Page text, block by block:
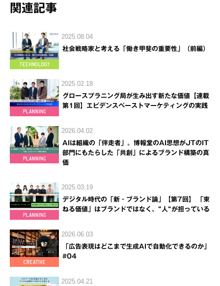
関連記事
2025.08.04
社会戦略家と考える「働き甲斐の重要性」（前編）
2025.02.18
グロースプラニング局が生み出す新たな価値【連載
第1回】エビデンスベーストマーケティングの実践
2026.04.02
AIは組織の「伴走者」。博報堂のAI思想がJTのIT
部門にもたらした「共創」によるブランド構築の真
価
2025.03.19
デジタル時代の「新・ブランド論」【第7回】 「束
ねる価値」はブランドではなく、“人“が担っている
2026.06.03
「広告表現はどこまで生成AIで自動化できるのか」
#04
2025.04.21